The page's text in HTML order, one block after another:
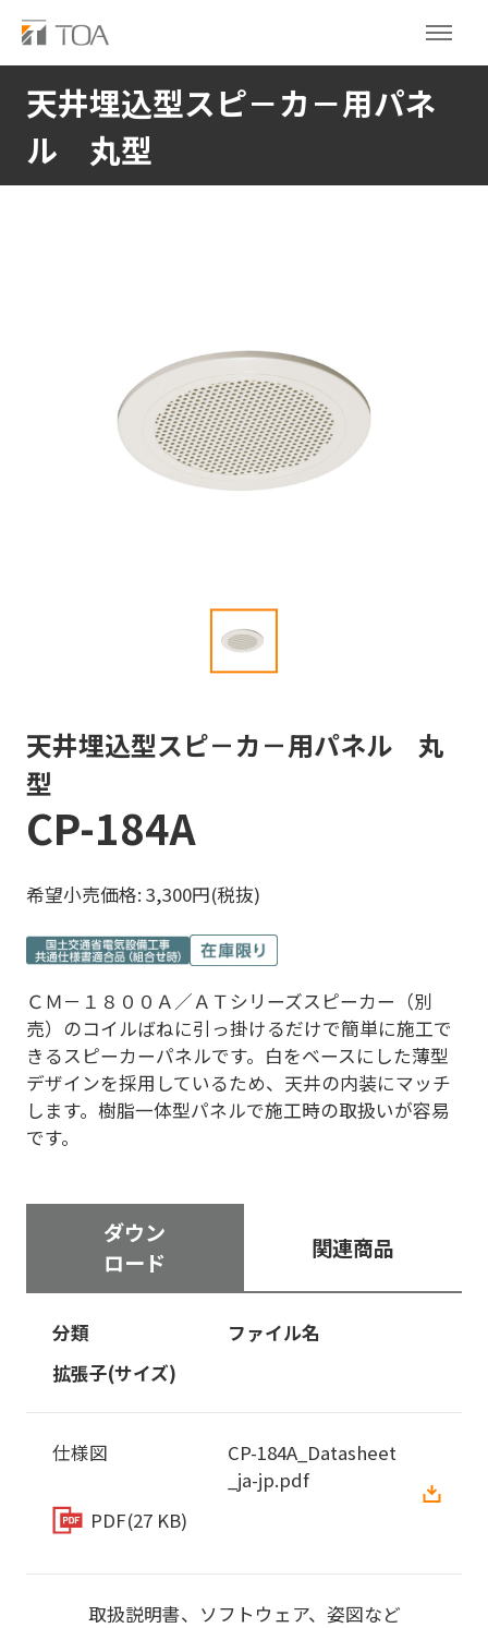
天井埋込型スピ－カ－用パネ
ル 丸型
天井埋込型スピ－カ－用パネル 丸
型
CP-184A
希望小売価格: 3,300円(税抜)
ＣＭ－１８００Ａ／ＡＴシリーズスピーカー（別
売）のコイルばねに引っ掛けるだけで簡単に施工で
きるスピーカーパネルです。白をベースにした薄型
デザインを採用しているため、天井の内装にマッチ
します。樹脂一体型パネルで施工時の取扱いが容易
です。
ダウン
ロード
関連商品
分類
ファイル名
拡張子(サイズ)
仕様図
CP-184A_Datasheet
_ja-jp.pdf
PDF(27 KB)
取扱説明書、ソフトウェア、姿図など